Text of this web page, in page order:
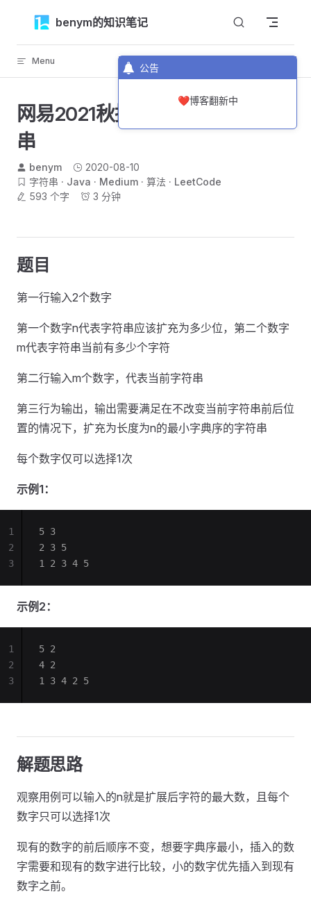
公告
❤️博客翻新中
Skip to contentbenym的知识笔记
Menu 返回顶部
网易2021秋招-最小字典序字符
串
benym
2020-08-10
字符串
Java Medium 算法
LeetCode
593 个字
3 分钟
题目
第一行输入2个数字
第一个数字n代表字符串应该扩充为多少位，第二个数字
m代表字符串当前有多少个字符
第二行输入m个数字，代表当前字符串
第三行为输出，输出需要满足在不改变当前字符串前后位
置的情况下，扩充为长度为n的最小字典序的字符串
每个数字仅可以选择1次
示例1：
5 3
2 3 5
1 2 3 4 5
1
2
3
示例2：
5 2
4 2
1 3 4 2 5
1
2
3
解题思路
观察用例可以输入的n就是扩展后字符的最大数，且每个
数字只可以选择1次
现有的数字的前后顺序不变，想要字典序最小，插入的数
字需要和现有的数字进行比较，小的数字优先插入到现有
数字之前。